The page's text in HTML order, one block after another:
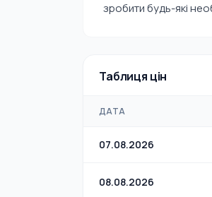
зробити будь-які
Таблиця цін
ДАТА
07.08.2026
08.08.2026